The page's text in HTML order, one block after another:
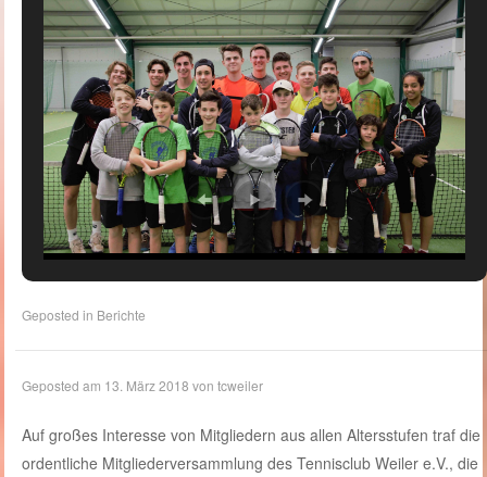
Geposted in Berichte
Geposted am 13. März 2018 vontcweiler
Auf großes Interesse von Mitgliedern aus allen Altersstufen traf die
ordentliche Mitgliederversammlung des Tennisclub Weiler e.V., die